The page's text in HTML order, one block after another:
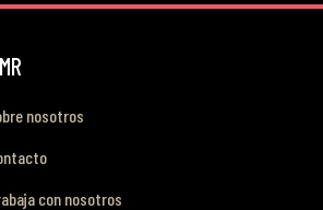
nosotros
con nosotros